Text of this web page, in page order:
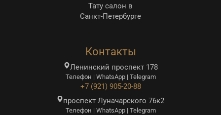
Тату салон в
Санкт-Петербурге
Контакты
Ленинский проспект 178
Телефон | WhatsApp | Telegram
+7 (921) 905-20-88
проспект Луначарского 76к2
Телефон | WhatsApp | Telegram